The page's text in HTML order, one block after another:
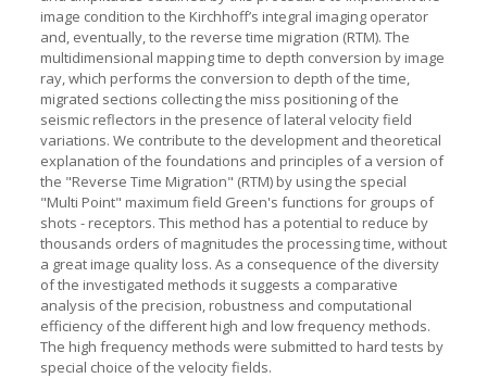
image condition to the Kirchhoff’s integral imaging operator
and, eventually, to the reverse time migration (RTM). The
multidimensional mapping time to depth conversion by image
ray, which performs the conversion to depth of the time,
migrated sections collecting the miss positioning of the
seismic reflectors in the presence of lateral velocity field
variations. We contribute to the development and theoretical
explanation of the foundations and principles of a version of
the "Reverse Time Migration" (RTM) by using the special
"Multi Point" maximum field Green's functions for groups of
shots - receptors. This method has a potential to reduce by
thousands orders of magnitudes the processing time, without
a great image quality loss. As a consequence of the diversity
of the investigated methods it suggests a comparative
analysis of the precision, robustness and computational
efficiency of the different high and low frequency methods.
The high frequency methods were submitted to hard tests by
special choice of the velocity fields.